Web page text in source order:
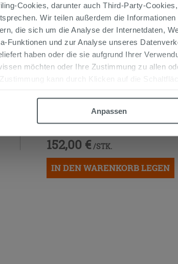
Cookies, darunter auch Third-Party-
Wir teilen außerdem die
die sich um die Analyse der Internetdaten,
Funktionen und zur Analyse unseres
haben oder die sie aufgrund Ihrer
möchten oder Ihre Zustimmung zu allen
kann durch Klicken auf die
Anpassen
EINBAUWASCHBECKEN
MONET/MATISSE 91X46 cm
152,00 € /STK.
IN DEN WARENKORB LEGEN